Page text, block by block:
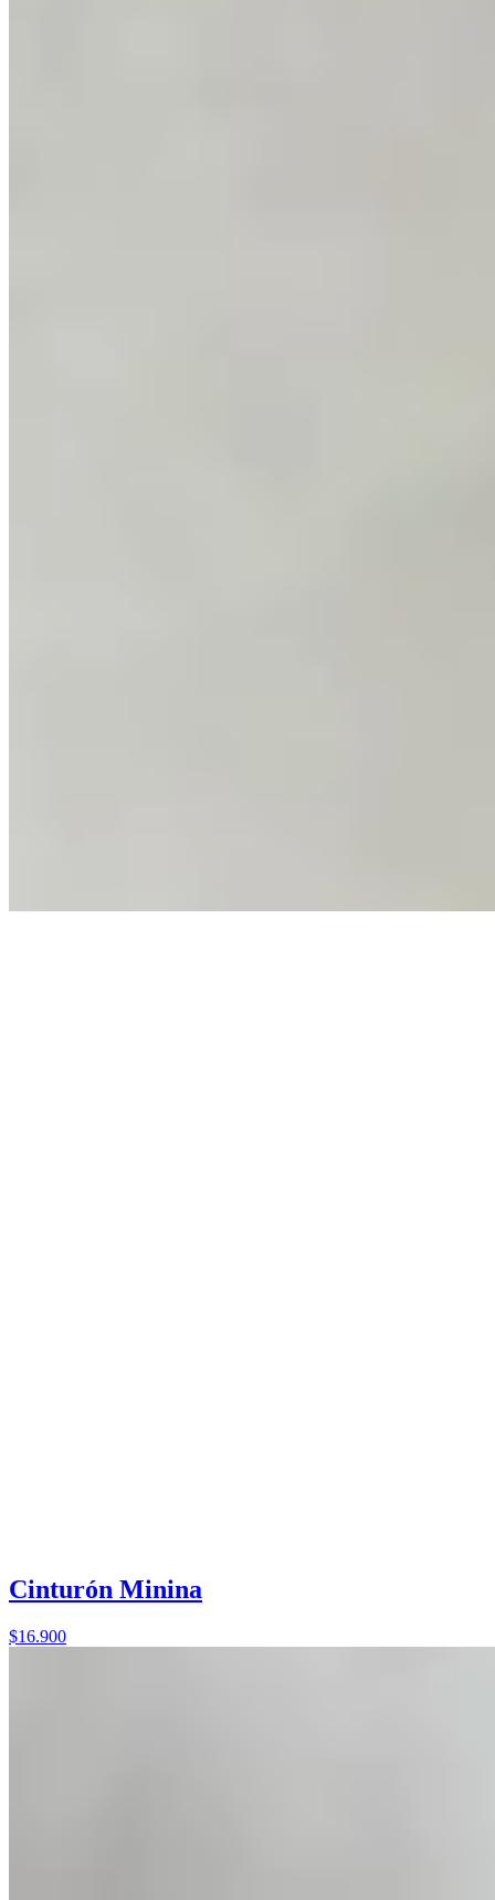
Cinturón Minina
$16.900